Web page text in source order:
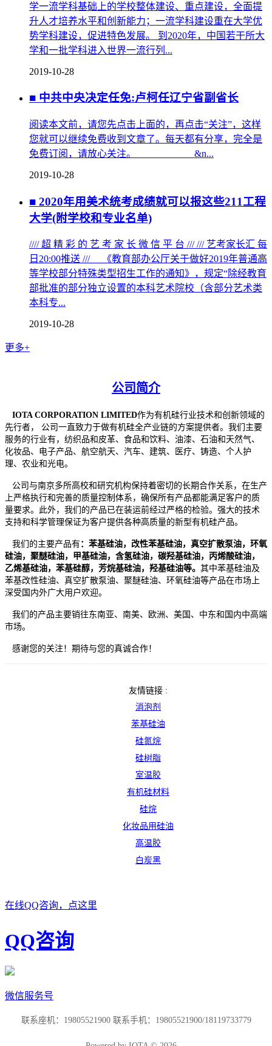
学一流学科基础上的学校整体建设、重点建设，全面提
升人才培养水平和创新能力；一流学科建设重在大学优
势学科建设，促进特色发展。 到2020年，中国若干所大
学和一批学科进入世界一流行列...
2019-10-28
■ 中共中央决定任免:卢柯任辽宁省副省长
阅读本文前，请您先点击上面的，再点击“关注”，这样
您就可以继续免费收到文章了。每天都有分享，完全是
免费订阅，请放心关注。 &n...
2019-10-28
■ 2020年用美术统考成绩就可以报这些211工程
大学(附学校和专业名单)
//// 超 精 彩 的 艺 考 家 长 微 信 平 台 /// /// 艺考家长汇 每
日20:00推送 /// 《教育部办公厅关于做好2019年普通高
等学校部分特殊类型招生工作的通知》，规定“除经教育
部批准的部分独立设置的本科艺术院校（含部分艺术类
本科专...
2019-10-28
更多+
公司简介
IOTA CORPORATION LIMITED作为有机硅行业技术和创新领域的
先行者， 公司一直致力于做有机硅全产业链的方案提供者。我们主要
服务的行业有， 纺织品和皮革、食品和饮料、油漆、石油和天然气、
化妆品、电子产品、航空航天、汽车、建筑、医疗、铸造、个人护
理、农业和光电。
公司与南京多所高校和研究机构保持着密切的长期合作关系，在生产
上严格执行和完善的质量控制体系，确保所有产品都能满足客户的质
量要求。此外，我们的产品已在装运前经过严格的检验。强大的技术
支持和科学管理保证为客户提供各种高质量的新型有机硅产品。
我们的主要产品有：苯基硅油，改性苯基硅油，真空扩散泵油，环氧
硅油，聚醚硅油，甲基硅油，含氢硅油，碳羟基硅油，丙烯酸硅油，
乙烯基硅油，苯基硅醇，芳烷基硅油，羟基硅油等。 其中苯基硅油及
苯基改性硅油、真空扩散泵油、聚醚硅油、环氧硅油等产品在市场上
深受国内外广大用户欢迎。
我们的产品主要销往东南亚、南美、欧洲、美国、中东和国内中高端
市场。
感谢您的关注！ 期待与您的真诚合作！
友情链接 :
消泡剂
苯基硅油
硅氮烷
硅树脂
室温胶
有机硅材料
硅烷
化妆品用硅油
高温胶
白炭黑
在线QQ咨询，点这里
QQ咨询
微信服务号
联系座机：19805521900 联系手机：19805521900/18119733779